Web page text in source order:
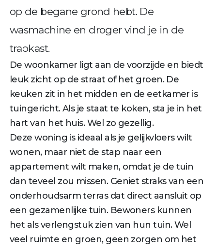
op de begane grond hebt. De
wasmachine en droger vind je in de
trapkast.
De woonkamer ligt aan de voorzijde en biedt
leuk zicht op de straat of het groen. De
keuken zit in het midden en de eetkamer is
tuingericht. Als je staat te koken, sta je in het
hart van het huis. Wel zo gezellig.
Deze woning is ideaal als je gelijkvloers wilt
wonen, maar niet de stap naar een
appartement wilt maken, omdat je de tuin
dan teveel zou missen. Geniet straks van een
onderhoudsarm terras dat direct aansluit op
een gezamenlijke tuin. Bewoners kunnen
het als verlengstuk zien van hun tuin. Wel
veel ruimte en groen, geen zorgen om het